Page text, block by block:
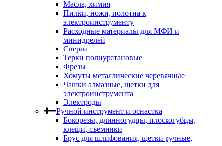
Масла, химия
Пилки, ножи, полотна к
электроинструменту
Расходные материалы для МФИ и
минидрелей
Сверла
Терки полиуретановые
Фрезы
Хомуты металлические черевячные
Чашки алмазные, щетки для
электроинструмента
Электроды
Ручной инструмент и оснастка
Бокорезы, длинногудцы, плоскогубцы,
клещи, съемники
Брус для шлифования, щетки ручные,